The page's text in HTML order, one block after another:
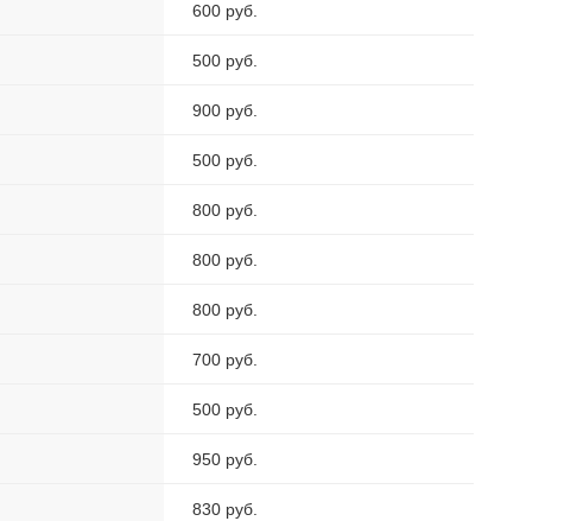
600 руб.
500 руб.
900 руб.
500 руб.
800 руб.
800 руб.
800 руб.
700 руб.
500 руб.
950 руб.
830 руб.